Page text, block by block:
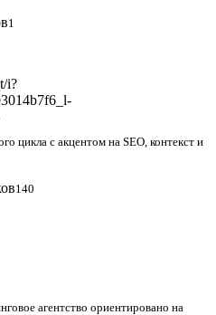
1
цикла с акцентом на SEO, контекст и
140
агентство ориентировано на